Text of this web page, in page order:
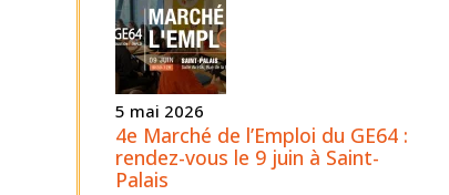
5 mai 2026
4e Marché de l’Emploi du GE64 :
rendez-vous le 9 juin à Saint-
Palais